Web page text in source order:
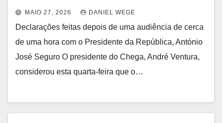
MAIO 27, 2026 DANIEL WEGE
Declarações feitas depois de uma audiência de cerca
de uma hora com o Presidente da República, António
José Seguro O presidente do Chega, André Ventura,
considerou esta quarta-feira que o…